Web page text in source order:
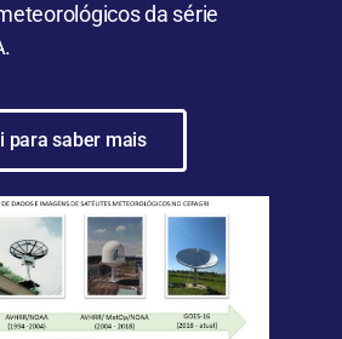
da série
para saber mais